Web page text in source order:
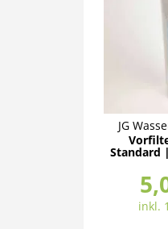
JG
Standard
inkl.